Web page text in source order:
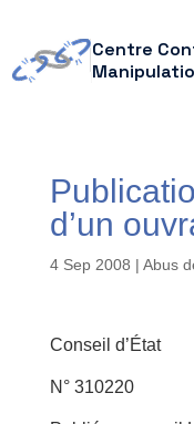
Centre
d’un
4 Sep 2008 | Abus
Conseil d’État
N° 310220